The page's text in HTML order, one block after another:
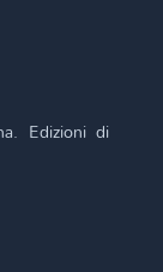
Edizioni di